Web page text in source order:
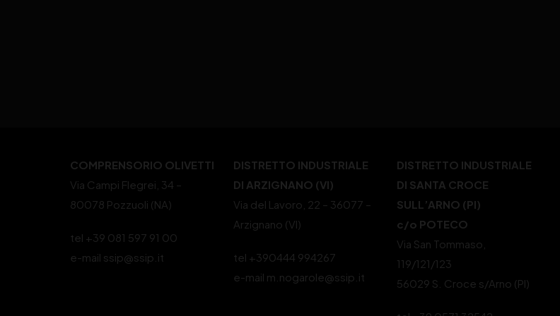
COMPRENSORIO OLIVETTI
Via Campi Flegrei, 34 –
80078 Pozzuoli (NA)
tel +39 081 597 91 00
e-mail ssip@ssip.it
DISTRETTO INDUSTRIALE
DI ARZIGNANO (VI)
Via del Lavoro, 22 – 36077 –
Arzignano (VI)
tel +390444 994267
e-mail m.nogarole@ssip.it
DISTRETTO INDUSTRIALE
DI SANTA CROCE
SULL’ARNO (PI)
c/o POTECO
Via San Tommaso,
119/121/123
56029 S. Croce s/Arno (PI)